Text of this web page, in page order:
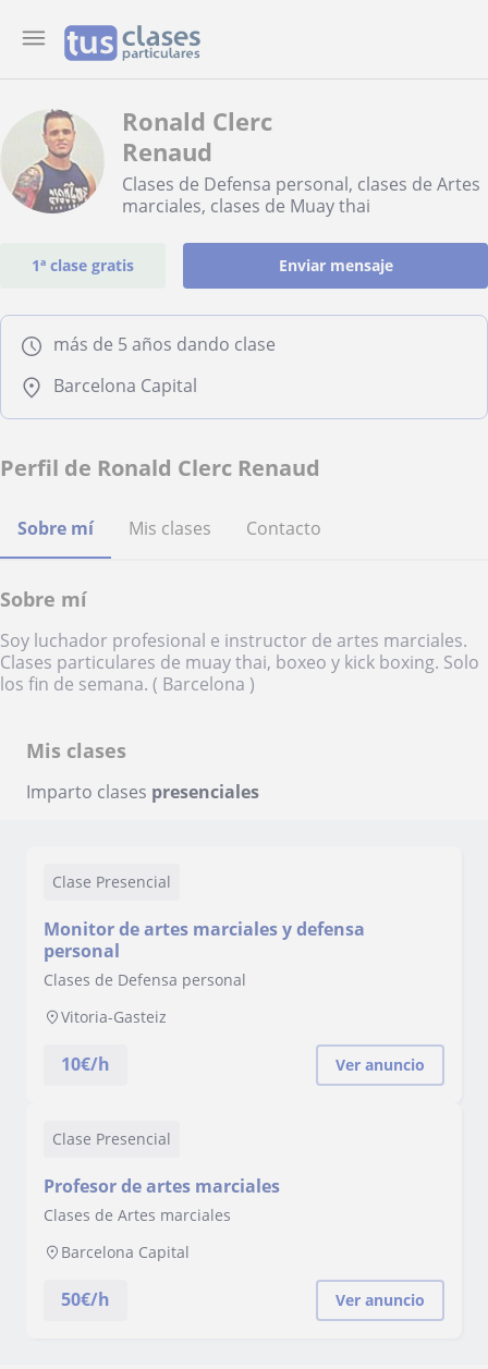
Ronald Clerc
Renaud
Clases de Defensa personal, clases de Artes
marciales, clases de Muay thai
1ª clase gratis Enviar mensaje
más de 5 años dando clase
Barcelona Capital
Perfil de Ronald Clerc Renaud
Sobre mí Mis clases Contacto
Sobre mí
Soy luchador profesional e instructor de artes marciales.
Clases particulares de muay thai, boxeo y kick boxing. Solo
los fin de semana. ( Barcelona )
Mis clases
Imparto clases presenciales
Clase Presencial
Monitor de artes marciales y defensa
personal
Clases de Defensa personal
Vitoria-Gasteiz
10€/h Ver anuncio
Clase Presencial
Profesor de artes marciales
Clases de Artes marciales
Barcelona Capital
50€/h Ver anuncio